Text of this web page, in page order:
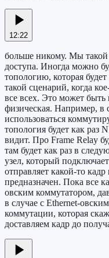
12:22
больше никому. Мы такой
доступа. Иногда можно
топологию, которая
такой сценарий, когда
все всех. Это может быть
физическая. Например, в
использоваться
топология будет как раз
видит. Про Frame Relay
там будет как раз в
узел, который
отправляет какой-то
предназначен. Пока все
овским коммутатором,
в случае с Ethernet-
коммутации, которая
доставляем кадр до